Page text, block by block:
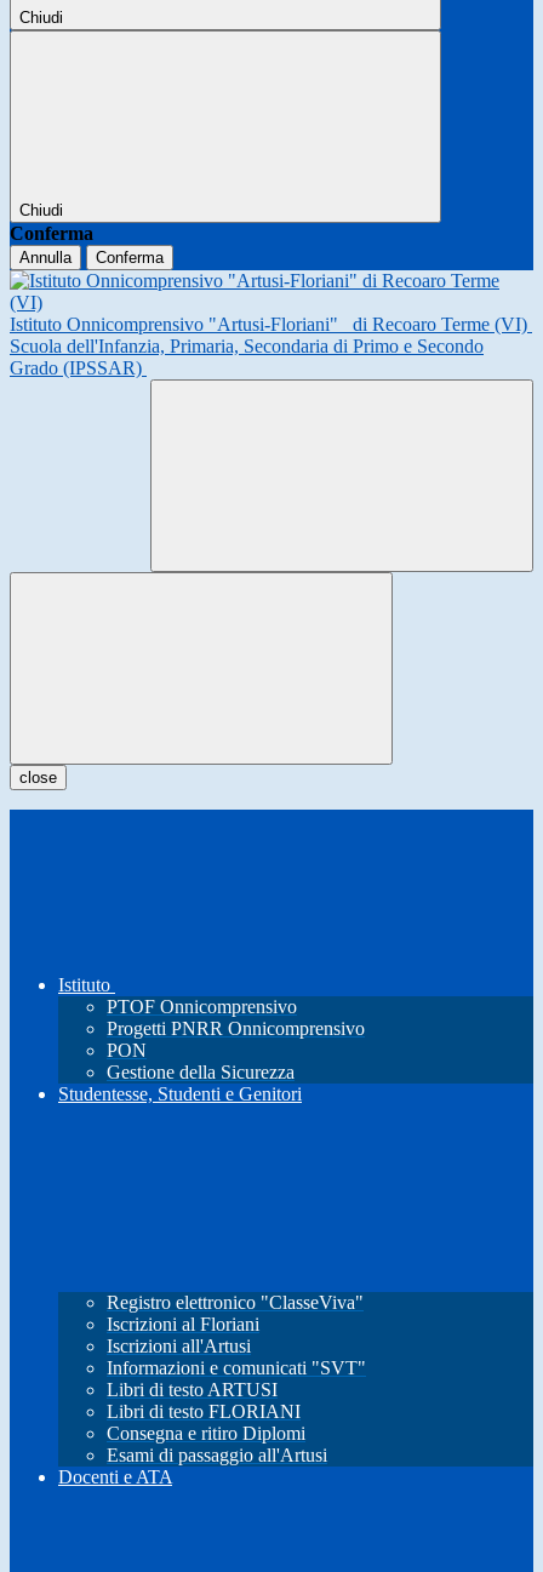
Chiudi
Chiudi
Conferma
Annulla Conferma
Istituto Onnicomprensivo "Artusi-Floriani"
di Recoaro Terme (VI)
Scuola dell'Infanzia, Primaria, Secondaria di Primo e Secondo
Grado (IPSSAR)
close
Istituto
PTOF Onnicomprensivo
Progetti PNRR Onnicomprensivo
PON
Gestione della Sicurezza
Studentesse, Studenti e Genitori
Registro elettronico "ClasseViva"
Iscrizioni al Floriani
Iscrizioni all'Artusi
Informazioni e comunicati "SVT"
Libri di testo ARTUSI
Libri di testo FLORIANI
Consegna e ritiro Diplomi
Esami di passaggio all'Artusi
Docenti e ATA